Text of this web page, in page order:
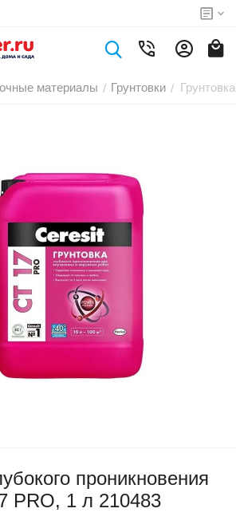
материалы / Грунтовки /
проникновения
PRO, 1 л 210483